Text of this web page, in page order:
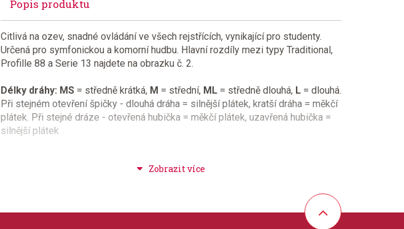
Popis produktu
Citlivá na ozev, snadné ovládání ve všech rejstřících, vynikající pro studenty.
Určená pro symfonickou a komorní hudbu. Hlavní rozdíly mezi typy Traditional,
Profille 88 a Serie 13 najdete na obrazku č. 2.
Délky dráhy: MS = středně krátká, M = střední, ML = středně dlouhá, L = dlouhá.
Při stejném otevření špičky - dlouhá dráha = silnější plátek, kratší dráha = měkčí
plátek. Při stejné dráze - otevřená hubička = měkčí plátek, uzavřená hubička =
silnější plátek